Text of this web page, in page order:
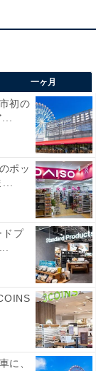
一ヶ月
初の
...
ポッ
...
ドプ
に、